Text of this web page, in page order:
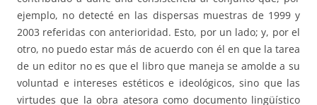
ejemplo, no detecté en las dispersas muestras de 1999 y
2003 referidas con anterioridad. Esto, por un lado; y, por el
otro, no puedo estar más de acuerdo con él en que la tarea
de un editor no es que el libro que maneja se amolde a su
voluntad e intereses estéticos e ideológicos, sino que las
virtudes que la obra atesora como documento lingüístico